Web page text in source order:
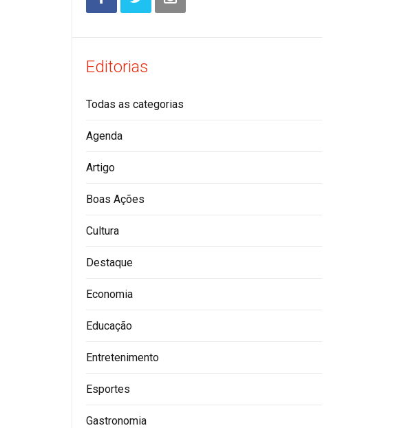
Editorias
Todas as categorias
Agenda
Artigo
Boas Ações
Cultura
Destaque
Economia
Educação
Entretenimento
Esportes
Gastronomia